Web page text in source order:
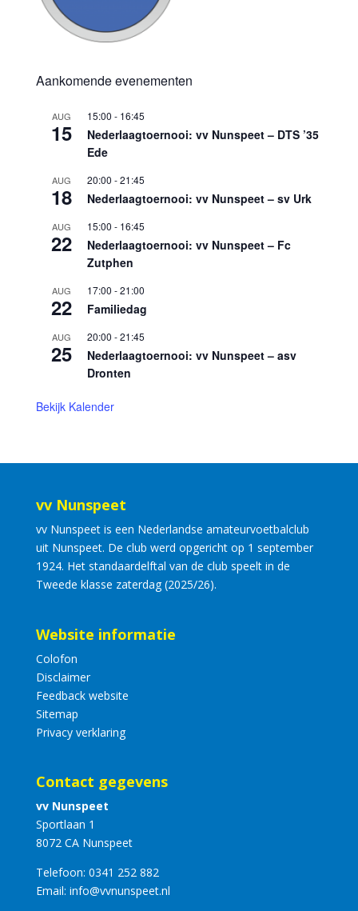
Aankomende evenementen
AUG
15
15:00 - 16:45
Nederlaagtoernooi: vv Nunspeet – DTS ’35
Ede
AUG
18
20:00 -21:45
Nederlaagtoernooi: vv Nunspeet – sv Urk
AUG
22
15:00 - 16:45
Nederlaagtoernooi: vv Nunspeet – Fc
Zutphen
AUG
22
17:00 -21:00
Familiedag
AUG
25
20:00 -21:45
Nederlaagtoernooi: vv Nunspeet – asv
Dronten
Bekijk Kalender
vv Nunspeet
vv Nunspeet is een Nederlandse amateurvoetbalclub
uit Nunspeet. De club werd opgericht op 1 september
1924. Het standaardelftal van de club speelt in de
Tweede klasse zaterdag (2025/26).
Website informatie
Colofon
Disclaimer
Feedback website
Sitemap
Privacy verklaring
Contact gegevens
vv Nunspeet
Sportlaan 1
8072 CA Nunspeet
Telefoon: 0341 252 882
Email: info@vvnunspeet.nl